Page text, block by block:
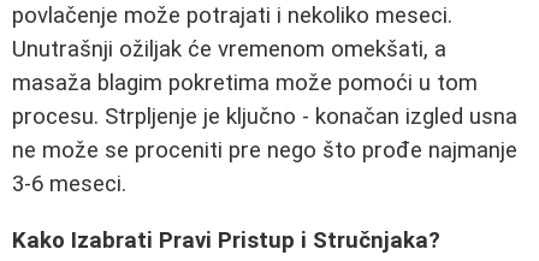
povlačenje može potrajati i nekoliko meseci.
Unutrašnji ožiljak će vremenom omekšati, a
masaža blagim pokretima može pomoći u tom
procesu. Strpljenje je ključno - konačan izgled usna
ne može se proceniti pre nego što prođe najmanje
3-6 meseci.
Kako Izabrati Pravi Pristup i Stručnjaka?